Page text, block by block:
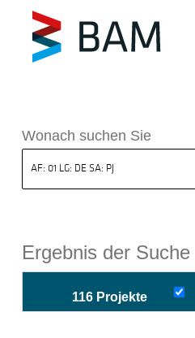
BAM
Wonach suchen Sie
Ergebnis der Suche
116 Projekte